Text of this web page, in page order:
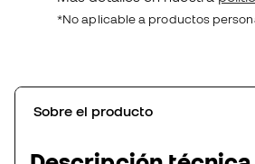
*No aplicable a productos
Sobre el producto